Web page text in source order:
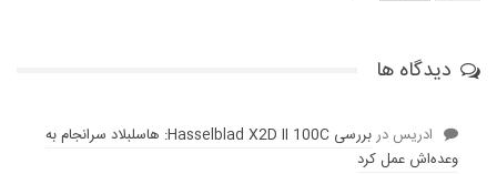
دیدگاه ها
ادریس در
بررسی Hasselblad X2D II 100C: هاسلبلاد سرانجام به
وعده‌‌اش عمل کرد